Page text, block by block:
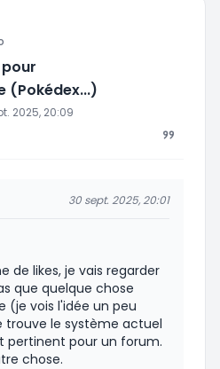
pour
(Pokédex...)
2025, 20:09
30 sept. 2025, 20:01
de likes, je vais regarder
que quelque chose
(je vois l'idée un peu
trouve le système actuel
pertinent pour un forum.
chose.